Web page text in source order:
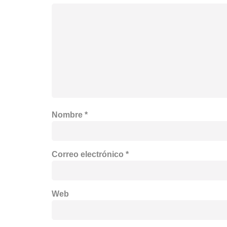
Nombre *
Correo electrónico *
Web